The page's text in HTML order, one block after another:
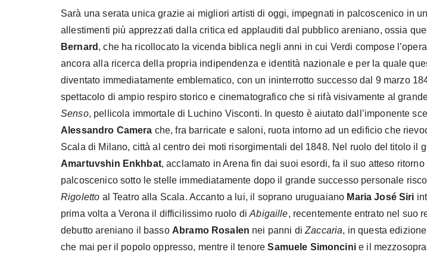
Sarà una serata unica grazie ai migliori artisti di oggi, impegnati in palcoscenico in
allestimenti più apprezzati dalla critica ed applauditi dal pubblico areniano, ossia
Bernard , che ha ricollocato la vicenda biblica negli anni in cui Verdi compose
ancora alla ricerca della propria indipendenza e identità nazionale e per la quale
diventato immediatamente emblematico, con un ininterrotto successo dal 9 marzo
spettacolo di ampio respiro storico e cinematografico che si rifà visivamente al
Senso, pellicola immortale di Luchino Visconti. In questo è aiutato dall’imponente
Alessandro Camera che, fra barricate e saloni, ruota intorno ad un edificio che
Scala di Milano, città al centro dei moti risorgimentali del 1848. Nel ruolo del titolo il
Amartuvshin Enkhbat, acclamato in Arena fin dai suoi esordi, fa il suo atteso ritorno
palcoscenico sotto le stelle immediatamente dopo il grande successo personale
Rigoletto al Teatro alla Scala. Accanto a lui, il soprano uruguaiano Maria José Siri
prima volta a Verona il difficilissimo ruolo diAbigaille, recentemente entrato nel suo
debutto areniano il basso Abramo Rosalen nei panni diZaccaria, in questa
che mai per il popolo oppresso, mentre il tenoreSamuele Simoncinie il